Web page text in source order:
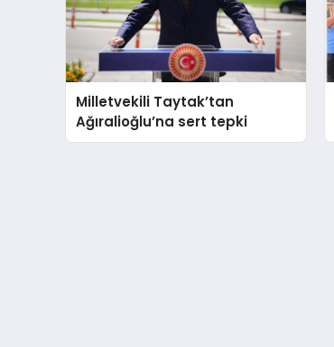
Milletvekili Taytak’tan
Ağıralioğlu’na sert tepki